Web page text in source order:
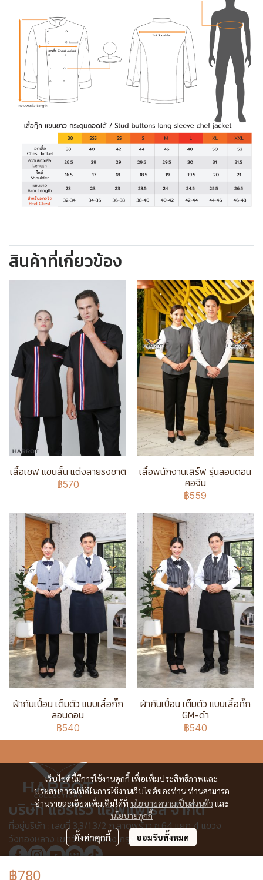
สินค้าที่เกี่ยวข้อง
เสื้อเชฟ แขนสั้น แต่งลายธงชาติ
฿570
เสื้อพนักงานเสิร์ฟ รุ่นลอนดอน
คอจีน
฿559
ผ้ากันเปื้อน เต็มตัว แบบเสื้อกั๊ก
ลอนดอน
฿540
ผ้ากันเปื้อน เต็มตัว แบบเสื้อกั๊ก
GM-ดำ
฿540
฿780
เว็บไซต์นี้มีการใช้งานคุกกี้ เพื่อเพิ่มประสิทธิภาพและ
ประสบการณ์ที่ดีในการใช้งานเว็บไซต์ของท่าน ท่านสามารถ
อ่านรายละเอียดเพิ่มเติมได้ที่ นโยบายความเป็นส่วนตัว และ
นโยบายคุกกี้
ตั้งค่าคุกกี้ ยอมรับทั้งหมด
บริษัท แอร์โรว์ แอพแพเรล จำกัด
ที่อยู่บริษัท : เลขที่ 3,3/1,3/2 ก.ลาดพร้าว ซ.64 แยก 4 แขวง
วังทองหลาง เขตวังทองหลาง กรุงเทพฯ 10310